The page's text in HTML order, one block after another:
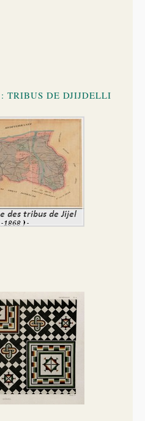
TRIBUS DE DJIJDELLI